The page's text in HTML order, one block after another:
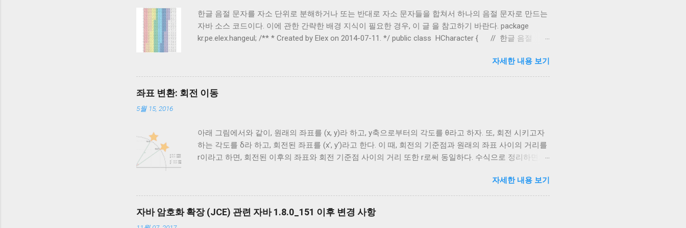
한글 음절 문자를 자소 단위로 분해하거나 또는 반대로 자소 문자들을 합쳐서 하나의 음절 문자로 만드는
자바 소스 코드이다. 이에 관한 간략한 배경 지식이 필요한 경우, 이 글 을 참고하기 바란다. package
kr.pe.elex.hangeul; /** * Created by Elex on 2014-07-11. */ public class HCharacter { // 한글 음절
final char HANGEUL_SYLLABLE_END = ' \uD7AF ' ; // 한글 자모 protected static final
char HANGEUL_JAMO_BEGIN = ' \u1100 ' ; protected static final char HANGEUL_JAMO_END = '
\u11FF ' ; protected static final char HANGEUL_JAMO_CHOSEONG_BEGIN = ' \u1100 ...
자세한 내용 보기
좌표 변환: 회전 이동
5월 15, 2016
아래 그림에서와 같이, 원래의 좌표를 (x, y)라 하고, y축으로부터의 각도를 θ라고 하자. 또, 회전 시키고자
하는 각도를 δ라 하고, 회전된 좌표를 (x', y')라고 한다. 이 때, 회전의 기준점과 원래의 좌표 사이의 거리를
r이라고 하면, 회전된 이후의 좌표와 회전 기준점 사이의 거리 또한 r로써 동일하다. 수식으로 정리하면, x
r (sinθ cosδ + cosθ sinδ) = r sinθ cosδ + r cosθ sinδ y' = r (cosθ cosδ - sinθ sinδ) = r cosθ cosδ - r
sinθ sinδ x = r sinθ, y = r cosθ이므로, x' = x cosδ + y sinδ y' = y cosδ - x sinδ δ가 반시계방향인 경우에는,
x' = x cosδ - y sinδ y' = y cosδ + x sinδ 라는 수식으로 정리될 수 있다. 이렇게 구한 공식을 도형의 각 꼭
지점에 대해서 적용하면 회전 이동한 도형을 구할 수 있다. public void rotateBy ( float d , float x0 , float
자세한 내용 보기
자바 암호화 확장 (JCE) 관련 자바 1.8.0_151 이후 변경 사항